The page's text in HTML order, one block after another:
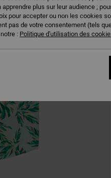
plus sur leur audience ;
pour accepter ou non les cookies
pas de votre consentement (tels
: Politique d'utilisation des